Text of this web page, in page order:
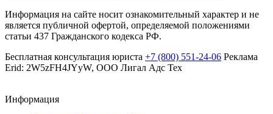
Информация на сайте носит ознакомительный характер и не
является публичной офертой, определяемой положениями
статьи 437 Гражданского кодекса РФ.
Бесплатная консультация юриста +7 (800) 551-24-06 Реклама
Erid: 2W5zFH4JYyW, ООО Лигал Адс Тех
Информация